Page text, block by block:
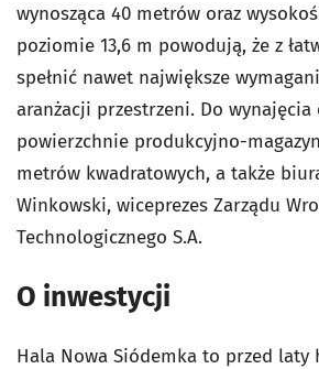
wynosząca 40 metrów oraz
poziomie 13,6 m powodują, że z
spełnić nawet największe
aranżacji przestrzeni. Do
powierzchnie produkcyjno-
metrów kwadratowych, a także
Winkowski, wiceprezes Zarządu
Technologicznego S.A.
O inwestycji
Hala Nowa Siódemka to przed laty